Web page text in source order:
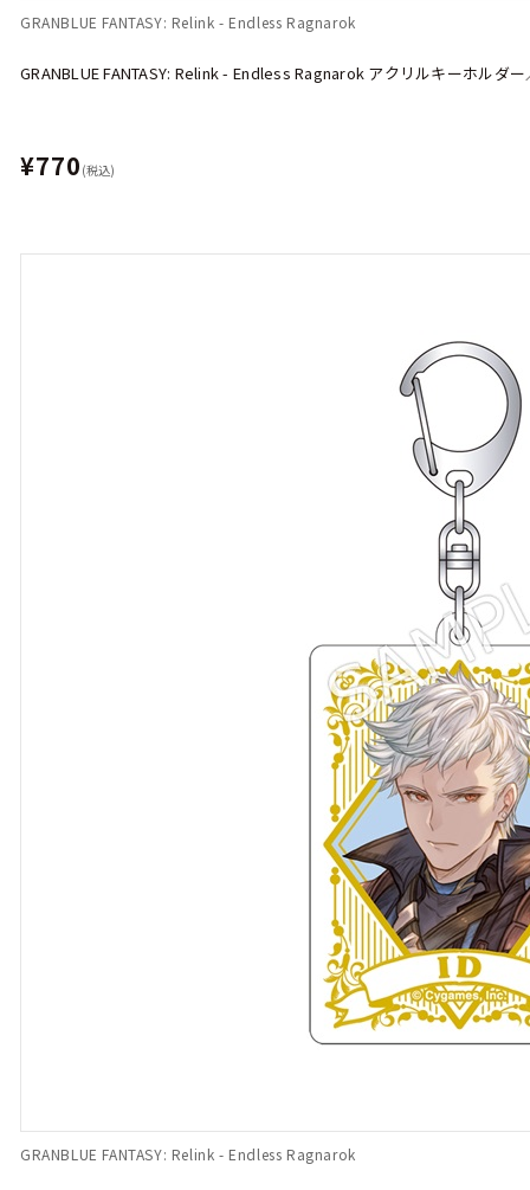
GRANBLUE FANTASY: Relink - Endless Ragnarok
GRANBLUE FANTASY: Relink - Endless Ragnarok アクリルキーホルダ
¥770 (税込)
GRANBLUE FANTASY: Relink - Endless Ragnarok